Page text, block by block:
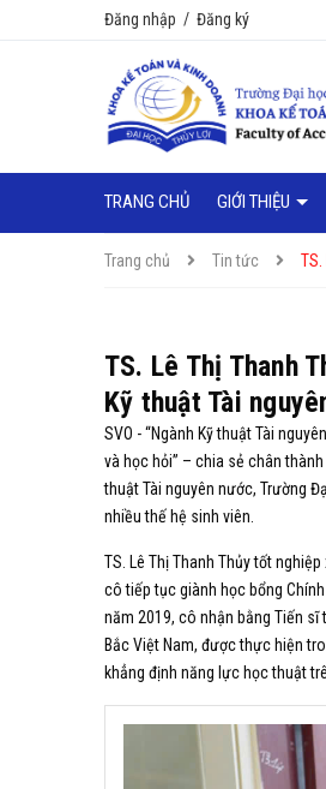
Đăng nhập / Đăng ký
TRANG CHỦ GIỚI THIỆU
Trang chủ Tin tức
TS. Lê Thị Thanh
Kỹ thuật Tài
SVO - “Ngành Kỹ thuật Tài
và học hỏi” – chia sẻ chân
thuật Tài nguyên nước, Trường
nhiều thế hệ sinh viên.
TS. Lê Thị Thanh Thủy tốt
cô tiếp tục giành học bổng
năm 2019, cô nhận bằng Tiến sĩ
Bắc Việt Nam, được thực hiện
khẳng định năng lực học thuật